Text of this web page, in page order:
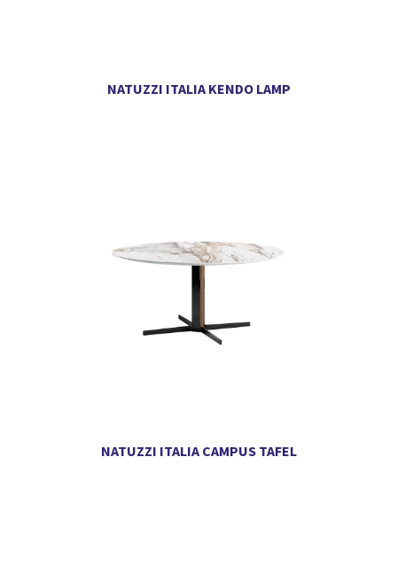
NATUZZI ITALIA KENDO LAMP
NATUZZI ITALIA CAMPUS TAFEL